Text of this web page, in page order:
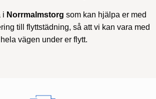
i Norrmalmstorg som kan hjälpa er med
till flyttstädning, så att vi kan vara med
hela vägen under er flytt.